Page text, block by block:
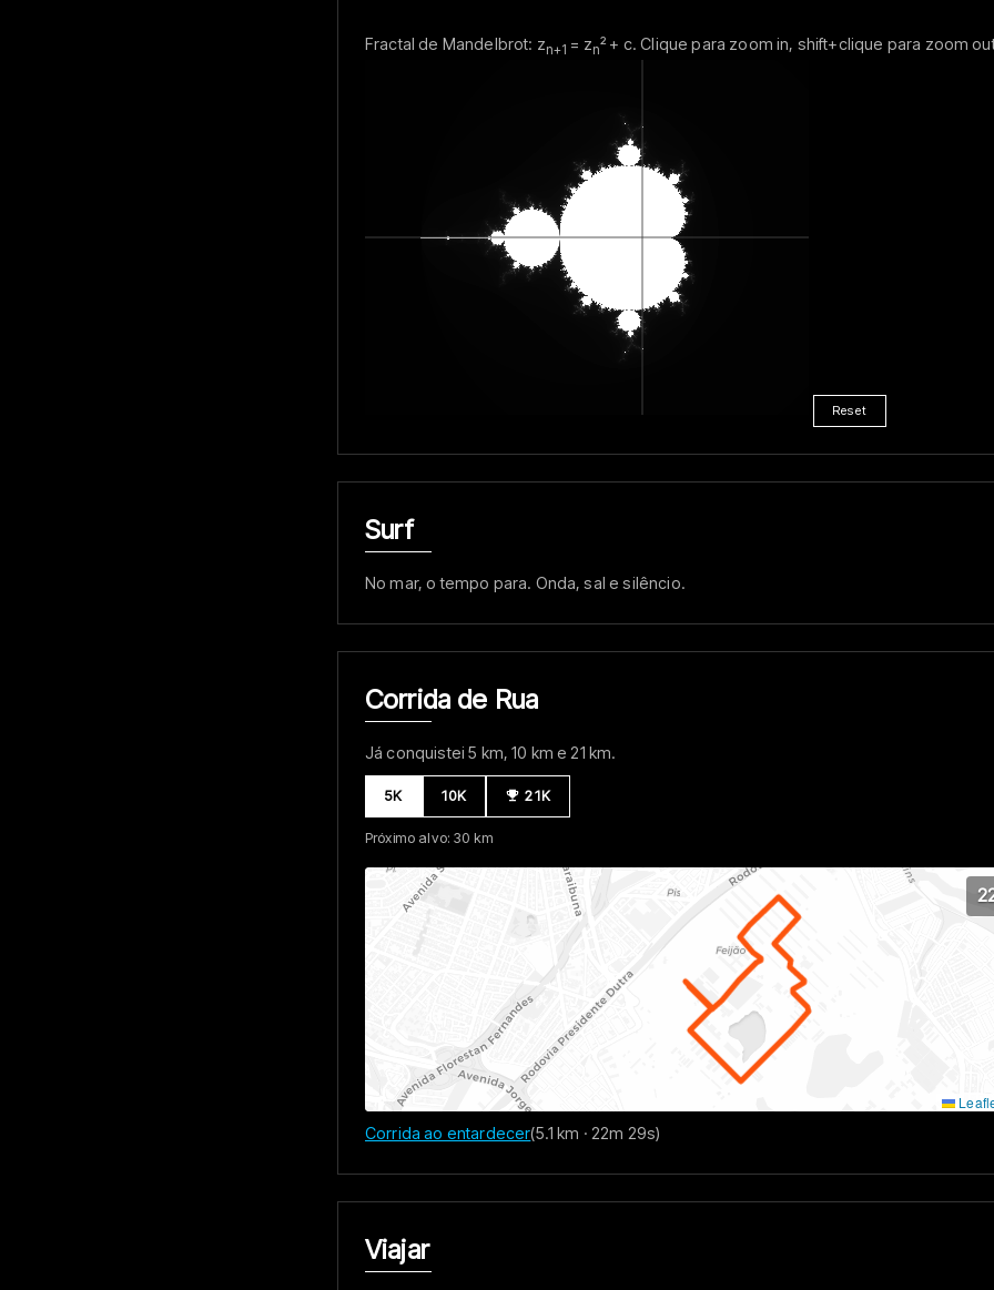
Fractal de Mandelbrot: zn+1 = zn² + c. Clique para zoom in, shift+clique para zoom
Reset
Surf
No mar, o tempo para. Onda, sal e silêncio.
Corrida de Rua
Já conquistei 5 km, 10 km e 21 km.
5K 10K 21K
Próximo alvo: 30 km
Corrida ao entardecer(5.1 km · 22m 29s)
Viajar